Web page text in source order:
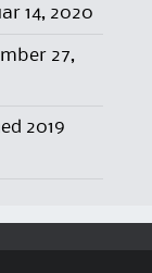
14, 2020
27,
2019